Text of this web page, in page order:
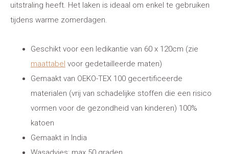
uitstraling heeft. Het laken is ideaal om enkel te gebruiken
tijdens warme zomerdagen.
Geschikt voor een ledikantie van 60 x 120cm (zie
maattabel voor gedetailleerde maten)
Gemaakt van OEKO-TEX 100 gecertificeerde
materialen (vrij van schadelijke stoffen die een risico
vormen voor de gezondheid van kinderen) 100%
katoen
Gemaakt in India